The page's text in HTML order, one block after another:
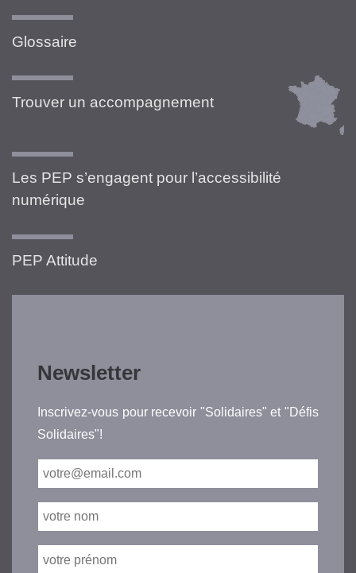
Glossaire
Trouver un accompagnement
Les PEP s’engagent pour l’accessibilité
numérique
PEP Attitude
Newsletter
Inscrivez-vous pour recevoir "Solidaires" et "Défis
Solidaires"!